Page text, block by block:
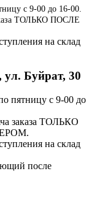
с 9-00 до 16-00.
ТОЛЬКО ПОСЛЕ
на склад
ул. Буйрат, 30
пятницу с 9-00 до
заказа ТОЛЬКО
на склад
после